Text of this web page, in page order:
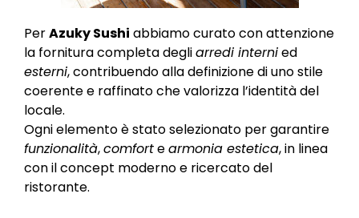
PerAzuky Sushi abbiamo curato con attenzione
la fornitura completa degliarredi internied
esterni, contribuendo alla definizione di uno stile
coerente e raffinato che valorizza l’identità del
locale.
Ogni elemento è stato selezionato per garantire
funzionalità,comfortearmonia estetica, in linea
con il concept moderno e ricercato del
ristorante.